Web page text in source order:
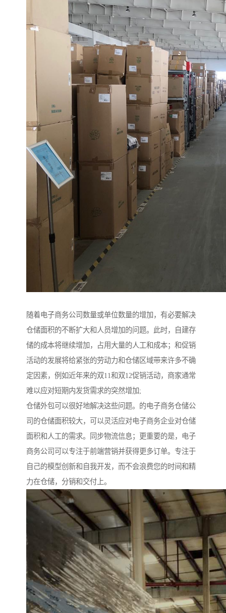
随着电子商务公司数量或单位数量的增加，有必要解决
仓储面积的不断扩大和人员增加的问题。此时，自建存
储的成本将继续增加，占用大量的人工和成本；和促销
活动的发展将给紧张的劳动力和仓储区域带来许多不确
定因素，例如近年来的双11和双12促销活动，商家通常
难以应对短期内发货需求的突然增加;
仓储外包可以很好地解决这些问题。的电子商务仓储公
司的仓储面积较大，可以灵活应对电子商务企业对仓储
面积和人工的需求。同步物流信息；更重要的是，电子
商务公司可以专注于前端营销并获得更多订单。专注于
自己的模型创新和自我开发，而不会浪费您的时间和精
力在仓储，分销和交付上。